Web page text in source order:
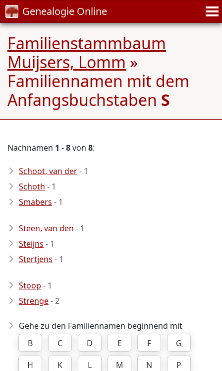
Genealogie Online
Familienstammbaum
Muijsers, Lomm »
Familiennamen mit dem
Anfangsbuchstaben S
Nachnamen 1 -8von 8:
Schoot, van der- 1
Schoth - 1
Smabers - 1
Steen, van den - 1
Steijns - 1
Stertjens - 1
Stoop - 1
Strenge- 2
Gehe zu den Familiennamen beginnend mit
B
C D E F
G
H
K L M N
P